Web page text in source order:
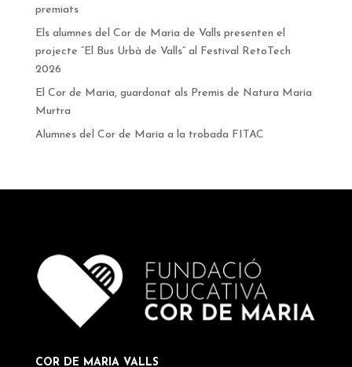
premiats
Els alumnes del Cor de Maria de Valls presenten el
projecte “El Bus Urbà de Valls” al Festival RetoTech
2026
El Cor de Maria, guardonat als Premis de Natura Maria
Murtra
Alumnes del Cor de Maria a la trobada FITAC
COR DE MARIA VALLS